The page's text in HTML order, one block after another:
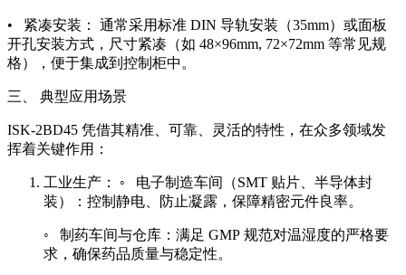
• 紧凑安装： 通常采用标准 DIN 导轨安装（35mm）或面板
开孔安装方式，尺寸紧凑（如 48×96mm, 72×72mm 等常见规
格），便于集成到控制柜中。
三、 典型应用场景
ISK-2BD45 凭借其精准、可靠、灵活的特性，在众多领域发
挥着关键作用：
工业生产： ◦ 电子制造车间（SMT 贴片、半导体封
装）：控制静电、防止凝露，保障精密元件良率。
◦ 制药车间与仓库：满足 GMP 规范对温湿度的严格要
求，确保药品质量与稳定性。